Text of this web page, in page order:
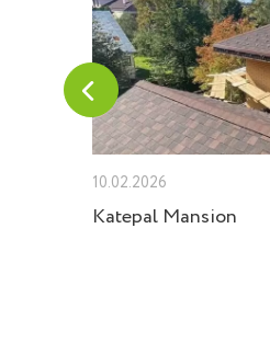
10.02.2026
Katepal Mansion